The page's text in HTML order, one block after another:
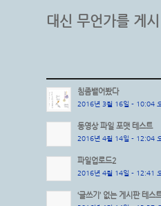
대신 무언가를 게
침좀뱉어봤다
2016년 3월 16일 - 10:04
동영상 파일 포맷 테스트
2016년 4월 14일 - 12:04
파일업로드2
2016년 4월 14일 - 12:41
‘글쓰기’ 없는 게시판 테스